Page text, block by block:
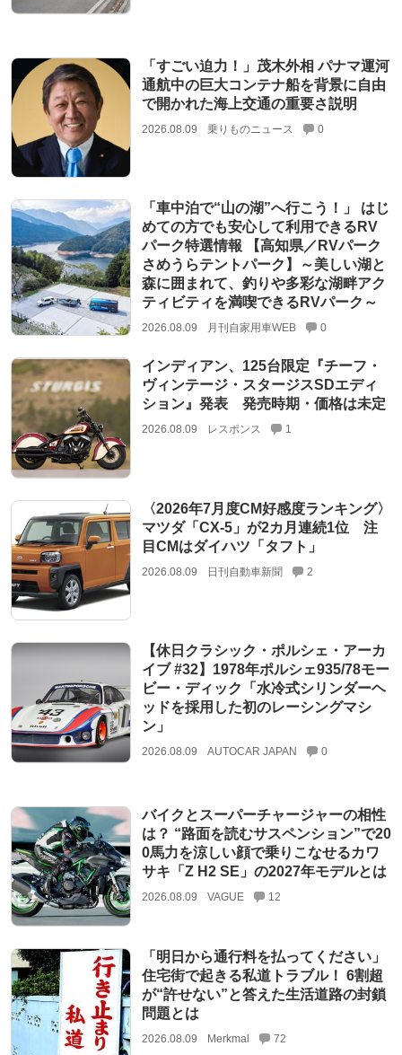
「すごい迫力！」茂木外相 パナマ運河
通航中の巨大コンテナ船を背景に自由
で開かれた海上交通の重要さ説明
2026.08.09 乗りものニュース 0
「車中泊で“山の湖”へ行こう！」 はじ
めての方でも安心して利用できるRV
パーク特選情報 【高知県／RVパーク
さめうらテントパーク】～美しい湖と
森に囲まれて、釣りや多彩な湖畔アク
ティビティを満喫できるRVパーク～
2026.08.09 月刊自家用車WEB 0
インディアン、125台限定『チーフ・
ヴィンテージ・スタージスSDエディ
ション』発表 発売時期・価格は未定
2026.08.09 レスポンス 1
〈2026年7月度CM好感度ランキング〉
マツダ「CX-5」が2カ月連続1位 注
目CMはダイハツ「タフト」
2026.08.09 日刊自動車新聞 2
【休日クラシック・ポルシェ・アーカ
イブ #32】1978年ポルシェ935/78モー
ビー・ディック「水冷式シリンダーヘ
ッドを採用した初のレーシングマシ
ン」
2026.08.09 AUTOCAR JAPAN 0
バイクとスーパーチャージャーの相性
は？ “路面を読むサスペンション”で20
0馬力を涼しい顔で乗りこなせるカワ
サキ「Z H2 SE」の2027年モデルとは
2026.08.09 VAGUE 12
「明日から通行料を払ってください」
住宅街で起きる私道トラブル！ 6割超
が“許せない”と答えた生活道路の封鎖
問題とは
2026.08.09 Merkmal 72